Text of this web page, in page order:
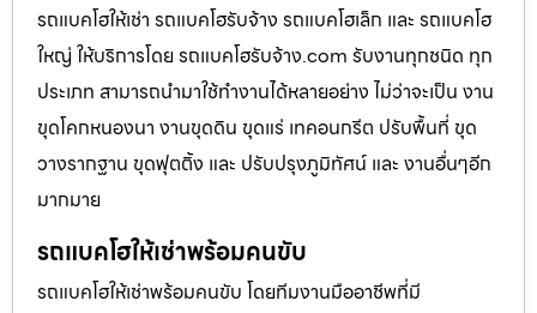
รถแบคโฮให้เช่า รถแบคโฮรับจ้าง รถแบคโฮเล็ก และ รถแบคโฮ
ใหญ่ ให้บริการโดย รถแบคโฮรับจ้าง.com รับงานทุกชนิด ทุก
ประเภท สามารถนำมาใช้ทำงานได้หลายอย่าง ไม่ว่าจะเป็น งาน
ขุดโคกหนองนา งานขุดดิน ขุดแร่ เทคอนกรีต ปรับพื้นที่ ขุด
วางรากฐาน ขุดฟุตติ้ง และ ปรับปรุงภูมิทัศน์ และ งานอื่นๆอีก
มากมาย
รถแบคโฮให้เช่าพร้อมคนขับ
รถแบคโฮให้เช่าพร้อมคนขับ โดยทีมงานมืออาชีพที่มี